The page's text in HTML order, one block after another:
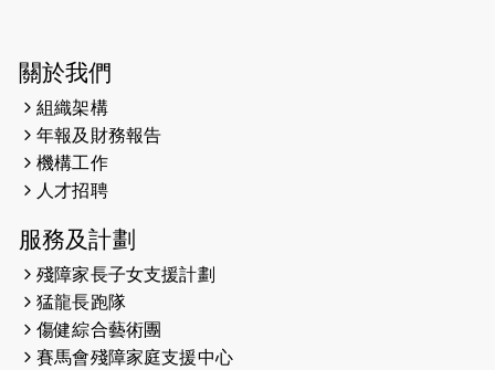
2026-05-28
2026-05-22
2026-05-21
2026-05-14
（19:00開始）
2026-05-07
開始）
關於我們
組織架構
年報及財務報告
機構工作
人才招聘
服務及計劃
殘障家長子女支援計劃
猛龍長跑隊
傷健綜合藝術團
賽馬會殘障家庭支援中心